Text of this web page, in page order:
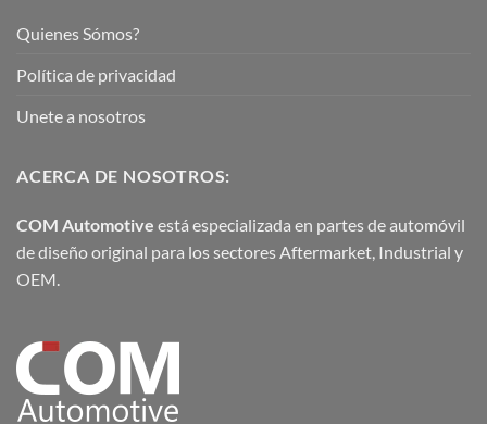
Quienes Sómos?
Política de privacidad
Unete a nosotros
ACERCA DE NOSOTROS:
COM Automotive está especializada en partes de automóvil
de diseño original para los sectores Aftermarket, Industrial y
OEM.